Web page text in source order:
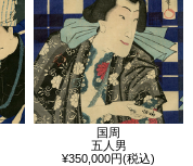
国周
五人男
¥350,000円(税込)